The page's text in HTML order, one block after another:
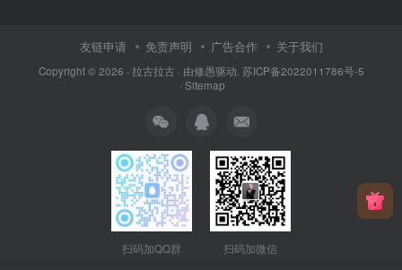
友链申请 免责声明 广告合作 关于我们
Copyright © 2026 · 拉古拉古 · 由修愚驱动. 苏ICP备2022011786号-5
· Sitemap
扫码加QQ群 扫码加微信